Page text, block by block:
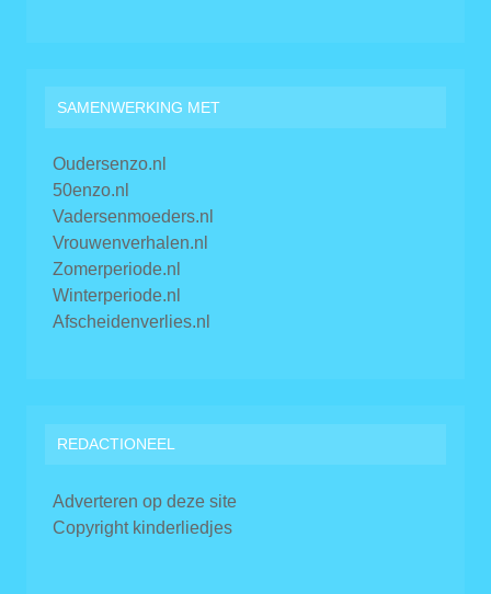
SAMENWERKING MET
Oudersenzo.nl
50enzo.nl
Vadersenmoeders.nl
Vrouwenverhalen.nl
Zomerperiode.nl
Winterperiode.nl
Afscheidenverlies.nl
REDACTIONEEL
Adverteren op deze site
Copyright kinderliedjes